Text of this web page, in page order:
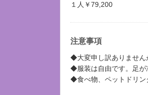
１人￥79,200
注意事項
◆大変申し訳ありません
◆服装は自由です。足が
◆食べ物、ペットドリン